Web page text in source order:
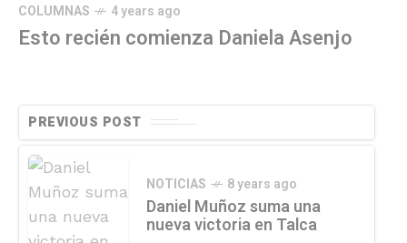
COLUMNAS 4 years ago
Esto recién comienza Daniela Asenjo
PREVIOUS POST
NOTICIAS 8 years ago
Daniel Muñoz suma una
nueva victoria en Talca